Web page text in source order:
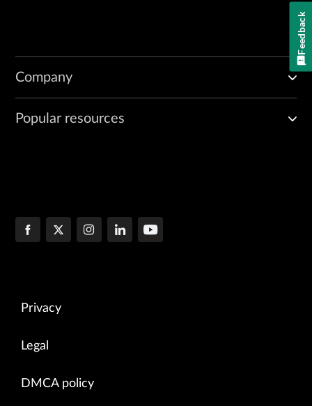
Company
Popular resources
Privacy
Legal
DMCA policy
Feedback